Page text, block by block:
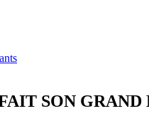
SON GRAND